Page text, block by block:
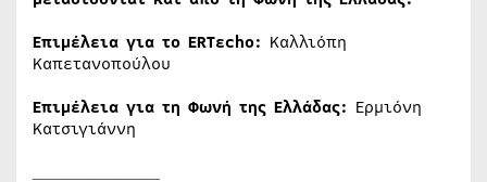
Επιμέλεια για το ERTεcho: Καλλιόπη
Καπετανοπούλου
Επιμέλεια για τη Φωνή της Ελλάδας: Ερμιόνη
Κατσιγιάννη